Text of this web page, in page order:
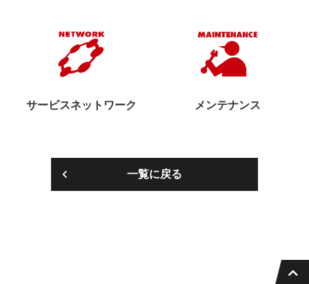
サービスネットワーク メンテナンス
一覧に戻る